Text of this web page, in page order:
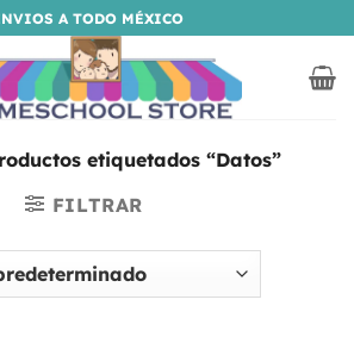
A TODO MÉXICO
etiquetados “Datos”
FILTRAR